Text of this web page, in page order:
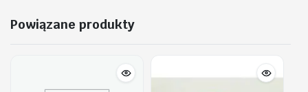
Powiązane produkty